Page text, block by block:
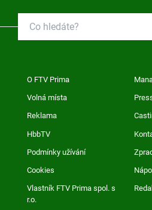
O FTV Prima
Volná místa
Reklama
HbbTV
Podmínky užívání
Cookies
Vlastník FTV Prima spol. s
r.o.